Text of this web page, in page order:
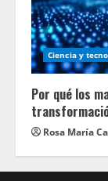
Ciencia y
Por qué los
Rosa María